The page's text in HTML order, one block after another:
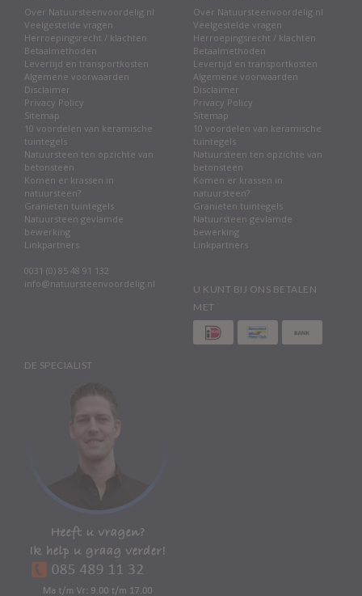
Over Natuursteenvoordelig.nl
Veelgestelde vragen
Herroepingsrecht / klachten
Betaalmethoden
Levertijd en transportkosten
Algemene voorwaarden
Disclaimer
Privacy Policy
Sitemap
10 voordelen van keramische
tuintegels
Natuursteen ten opzichte van
betonsteen
Komen er krassen in
natuursteen?
Granieten tuintegels
Natuursteen gevlamde
bewerking
Linkpartners
0031 (0) 85 48 91 132
info@natuursteenvoordelig.nl
Over Natuursteenvoordelig.nl
Veelgestelde vragen
Herroepingsrecht / klachten
Betaalmethoden
Levertijd en transportkosten
Algemene voorwaarden
Disclaimer
Privacy Policy
Sitemap
10 voordelen van keramische
tuintegels
Natuursteen ten opzichte van
betonsteen
Komen er krassen in
natuursteen?
Granieten tuintegels
Natuursteen gevlamde
bewerking
Linkpartners
U KUNT BIJ ONS BETALEN
MET
DE SPECIALIST